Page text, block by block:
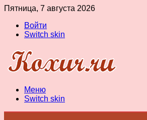
Пятница, 7 августа 2026
Войти
Switch skin
Меню
Switch skin